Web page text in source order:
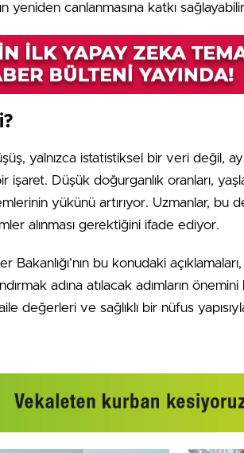
yeniden canlanmasına katkı
yalnızca istatistiksel bir veri değil,
Düşük doğurganlık oranları,
yükünü artırıyor. Uzmanlar, bu
alınması gerektiğini ifade ediyor.
bu konudaki açıklamaları,
adına atılacak adımların
değerleri ve sağlıklı bir nüfus